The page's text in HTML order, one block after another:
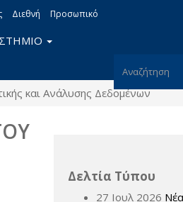
Διεθνή Προσωπικό
Φόρμα
Αναζήτηση
και Ανάλυσης Δεδομένων
Δελτία Τύπου
27 Ιουλ 2026 Νέα